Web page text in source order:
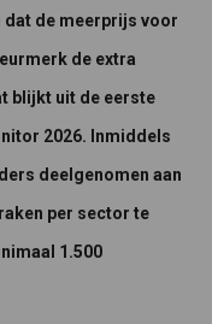
de meerprijs voor
de extra
blijkt uit de eerste
2026. Inmiddels
deelgenomen aan
per sector te
1.500